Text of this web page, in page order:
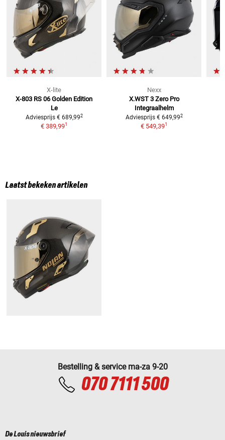
X-lite
X-803 RS 06 Golden Edition
Le
Adviesprijs € 689,992
€ 389,991
Nexx
X.WST 3 Zero Pro
Integraalhelm
Adviesprijs € 649,992
€ 549,391
Laatst bekeken artikelen
Bestelling & service ma-za 9-20
070 7111 500
De Louis nieuwsbrief